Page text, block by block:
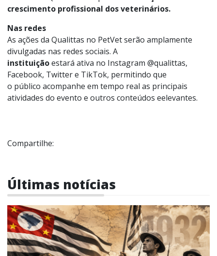
crescimento profissional dos veterinários.
Nas redes
As ações da Qualittas no PetVet serão amplamente
divulgadas nas redes sociais. A
instituiçãoestará ativa no Instagram @qualittas,
Facebook, Twitter e TikTok, permitindo que
o público acompanhe em tempo real as principais
atividades do evento e outros conteúdos eelevantes.
Compartilhe:
Últimas notícias